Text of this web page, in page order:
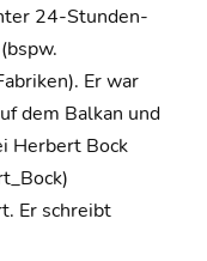
24-Stunden-
Er war
dem Balkan und
Herbert Bock
Er schreibt